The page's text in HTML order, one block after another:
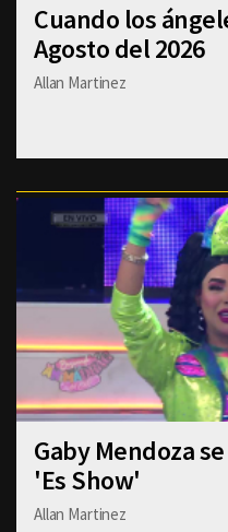
Cuando los
Agosto del 2026
Allan Martinez
Gaby Mendoza
'Es Show'
Allan Martinez